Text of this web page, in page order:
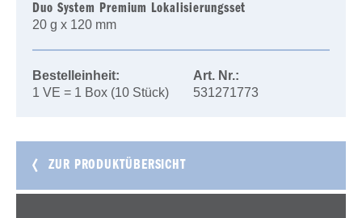
Duo System Premium Lokalisierungsset
20 g x 120 mm
Bestelleinheit:
Art. Nr.:
1 VE = 1 Box (10 Stück)
531271773
ZUR PRODUKTÜBERSICHT